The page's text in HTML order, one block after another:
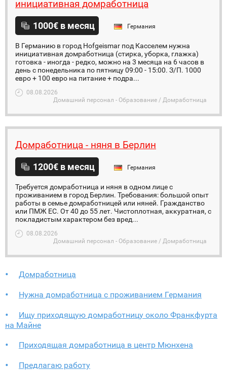
инициативная домработница
1000€ в месяц Германия
В Германию в город Hofgeismar под Касселем нужна
инициативная домработница (стирка, уборка, глажка)
готовка - иногда - редко, можно на 3 месяца на 6 часов в
день с понедельника по пятницу 09:00 - 15:00. З/П. 1000
евро + 100 евро на питание + подра...
08.08.2026
Домашний персонал - Образование / Домработница
Домработница - няня в Берлин
1200€ в месяц Германия
Требуется домработница и няня в одном лице с
проживанием в город Берлин. Требования: большой опыт
работы в семье домработницей или няней. Гражданство
или ПМЖ ЕС. От 40 до 55 лет. Чистоплотная, аккуратная, с
покладистым характером без вред...
08.08.2026
Домашний персонал - Образование / Домработница
Домработница
Нужна домработница с проживанием Германия
Ищу приходящую домработницу около Франкфурта
на Майне
Приходящая домработница в центр Мюнхена
Предлагаю работу